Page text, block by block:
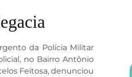
da Polícia Militar
no Bairro Antônio
Feitosa, denunciou